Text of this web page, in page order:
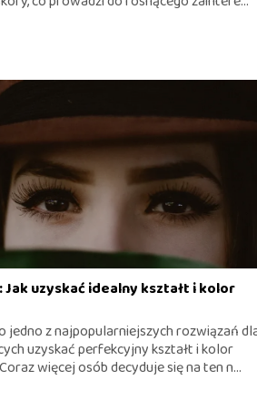
Jak uzyskać idealny kształt i kolor
jedno z najpopularniejszych rozwiązań
uzyskać perfekcyjny kształt i kolor
więcej osób decyduje się na ten n...